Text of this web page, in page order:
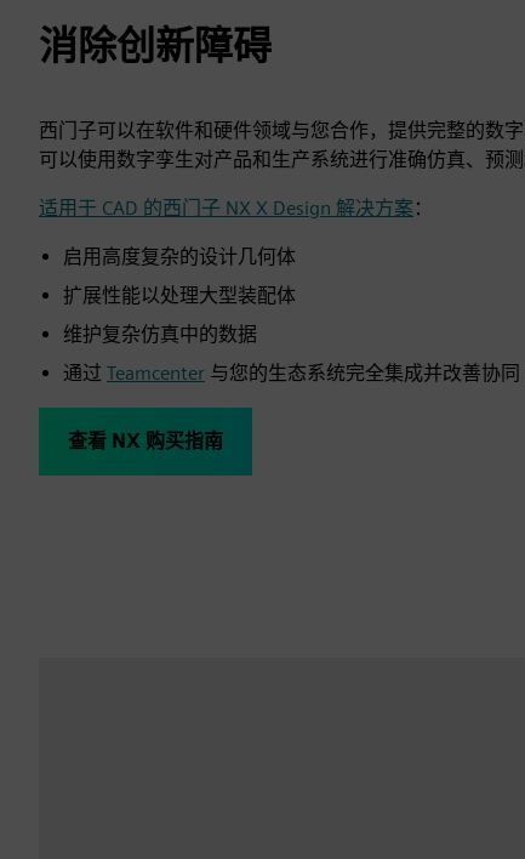
消除创新障碍
西门子可以在软件和硬件领域与您合作，提供完整的数
可以使用数字孪生对产品和生产系统进行准确仿真、预测
适用于 CAD 的西门子 NX X Design 解决方案 ：
启用高度复杂的设计几何体
扩展性能以处理大型装配体
维护复杂仿真中的数据
通过 Teamcenter 与您的生态系统完全集成并改善协同
查看 NX 购买指南